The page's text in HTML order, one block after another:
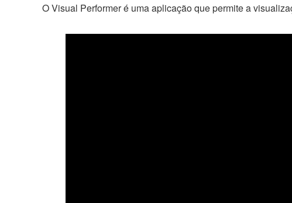
O Visual Performer é uma aplicação que permite a